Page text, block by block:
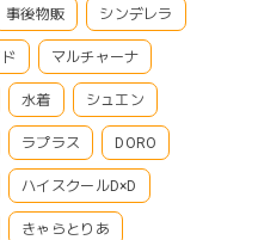
事後物販 シンデレラ
マルチャーナ
水着 シュエン
ラプラス DORO
ハイスクールD×D
きゃらとりあ